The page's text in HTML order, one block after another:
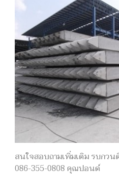
สนใจสอบถามเพิ่มเติม รบกว
086-355-0808 คุณปอนด์